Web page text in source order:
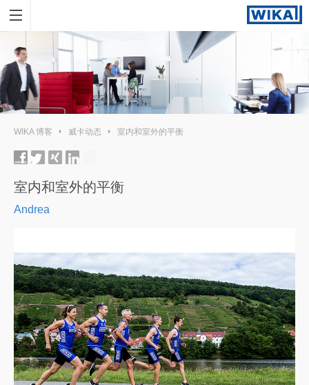
WIKA 博客 威卡动态 室内和室外的平衡
室内和室外的平衡
Andrea